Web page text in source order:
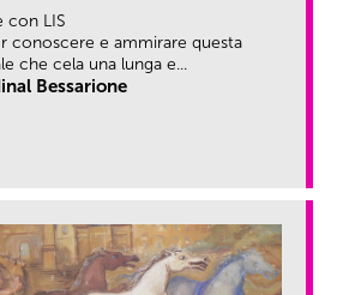
con LIS
conoscere e ammirare questa
che cela una lunga e...
Bessarione